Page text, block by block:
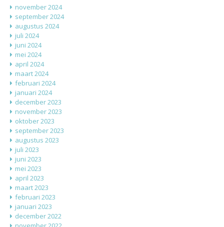
november 2024
september 2024
augustus 2024
juli 2024
juni 2024
mei 2024
april 2024
maart 2024
februari 2024
januari 2024
december 2023
november 2023
oktober 2023
september 2023
augustus 2023
juli 2023
juni 2023
mei 2023
april 2023
maart 2023
februari 2023
januari 2023
december 2022